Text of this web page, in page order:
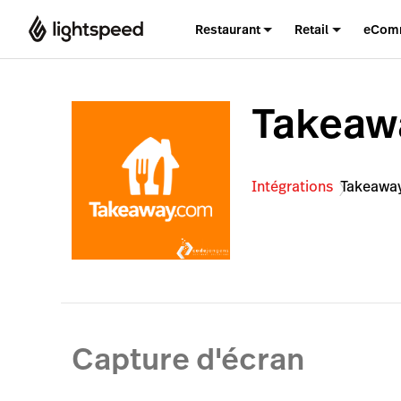
Restaurant Retail
Intégrations
Capture d'écran